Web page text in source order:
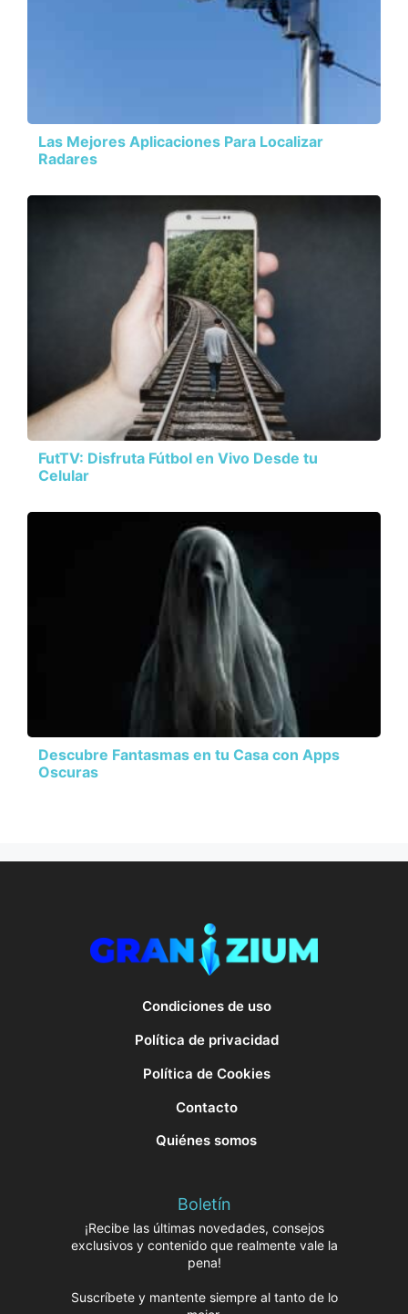
Las Mejores Aplicaciones Para Localizar
Radares
FutTV: Disfruta Fútbol en Vivo Desde tu
Celular
Descubre Fantasmas en tu Casa con Apps
Oscuras
Condiciones de uso
Política de privacidad
Política de Cookies
Contacto
Quiénes somos
Boletín
¡Recibe las últimas novedades, consejos
exclusivos y contenido que realmente vale la
pena!
Suscríbete y mantente siempre al tanto de lo